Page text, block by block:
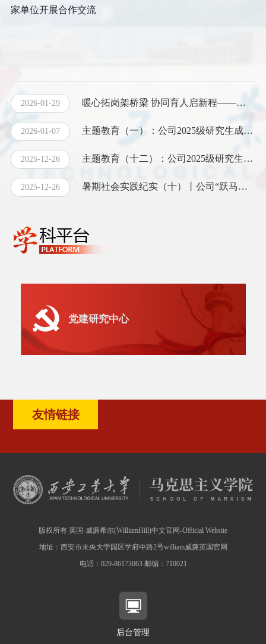
家单位开展合作交流
动，精准对接社会人才需求，深化校地、校企全方位协同合作，1
月26日至28日，公司领导班子分批次带队，先后赴盘古智库长安研
究院、鼎泰达人力资源公司、中国电子彩虹集团咸阳彩虹光伏玻璃
有限公司开展走访调研与合作洽谈，以实际行动为毕业生拓宽就业
渠道，筑牢育人根基。 1月26日，经理梁华平、副书记程丹、副经
2026-01-29 暖心拓岗架桥梁 协同育人启新程——公司赴盘古智库等多家单位开展合作交流
2026-01-07 主题教育（一）：公司2025级研究生成功开展主题班会暨经验分享会
2025-12-26 主题教育（十二）：公司2025级研究生成功开展主题班会暨学期总结交流会
2025-12-26 暑期社会实践纪实（十）丨公司“跃马长安·文踪新章”实践队荣获省级社会实践多项荣誉
党建研究中心
友情链接
版权所有 英国·威廉希尔(WilliamHill)中文官网-Official Website
地址：西安市未央大学园区学府中路2号william威廉英国官网
电话：029-86173063 邮编：710021
后台管理